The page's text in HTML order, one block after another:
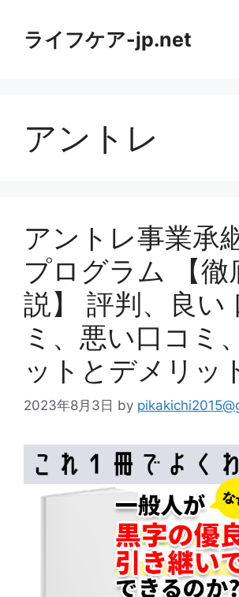
ライフケア-jp.net
アントレ
アントレ事業承
プログラム 【徹
説】 評判、良い
ミ、悪い口コミ
ットとデメリッ
2023年8月3日 by